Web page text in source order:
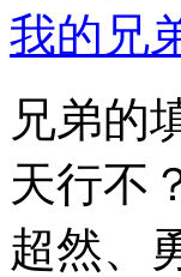
我的兄
兄弟的
天行不
超然、